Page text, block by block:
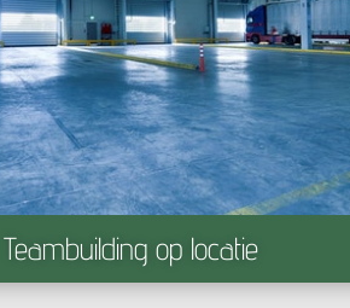
Teambuilding op locatie